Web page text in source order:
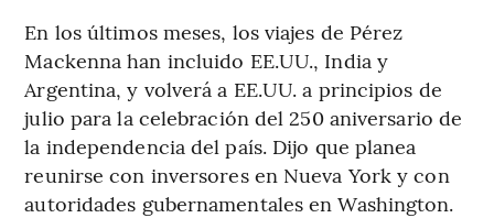
En los últimos meses, los viajes de Pérez
Mackenna han incluido EE.UU., India y
Argentina, y volverá a EE.UU. a principios de
julio para la celebración del 250 aniversario de
la independencia del país. Dijo que planea
reunirse con inversores en Nueva York y con
autoridades gubernamentales en Washington.